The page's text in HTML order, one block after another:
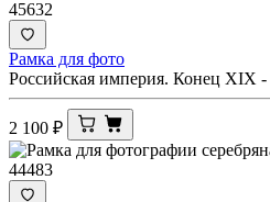
45632
Рамка для фото
Российская империя. Конец XIX
2 100 ₽
44483